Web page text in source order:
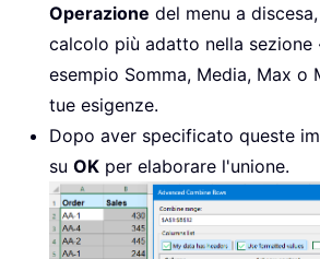
Operazione del menu a
calcolo più adatto nella
esempio Somma, Media, Max o
tue esigenze.
Dopo aver specificato queste
su OK per elaborare l'unione.